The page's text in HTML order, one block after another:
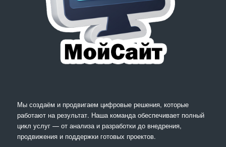
Мы создаём и продвигаем цифровые решения, которые
работают на результат. Наша команда обеспечивает полный
цикл услуг — от анализа и разработки до внедрения,
продвижения и поддержки готовых проектов.